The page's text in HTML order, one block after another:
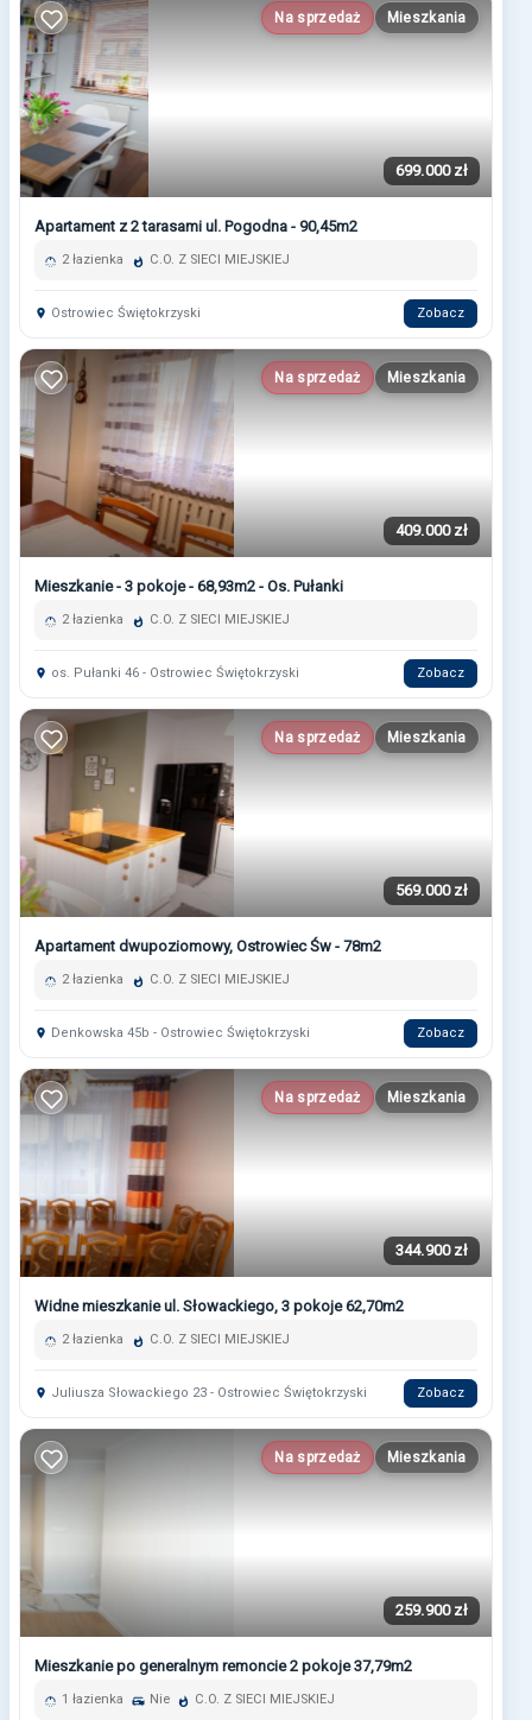
Na sprzedaż Mieszkania
699.000 zł
Apartament z 2 tarasami ul. Pogodna - 90,45m2
2 łazienka C.O. Z SIECI MIEJSKIEJ
Ostrowiec Świętokrzyski Zobacz
Na sprzedaż Mieszkania
409.000 zł
Mieszkanie - 3 pokoje - 68,93m2 - Os. Pułanki
2 łazienka C.O. Z SIECI MIEJSKIEJ
os. Pułanki 46 - Ostrowiec Świętokrzyski Zobacz
Na sprzedaż Mieszkania
569.000 zł
Apartament dwupoziomowy, Ostrowiec Św - 78m2
2 łazienka C.O. Z SIECI MIEJSKIEJ
Denkowska 45b - Ostrowiec Świętokrzyski Zobacz
Na sprzedaż Mieszkania
344.900 zł
Widne mieszkanie ul. Słowackiego, 3 pokoje 62,70m2
2 łazienka C.O. Z SIECI MIEJSKIEJ
Juliusza Słowackiego 23 - Ostrowiec Świętokrzyski Zobacz
Na sprzedaż Mieszkania
259.900 zł
Mieszkanie po generalnym remoncie 2 pokoje 37,79m2
1 łazienka Nie C.O. Z SIECI MIEJSKIEJ